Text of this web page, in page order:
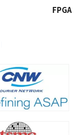
‫‪FPGA‬‬